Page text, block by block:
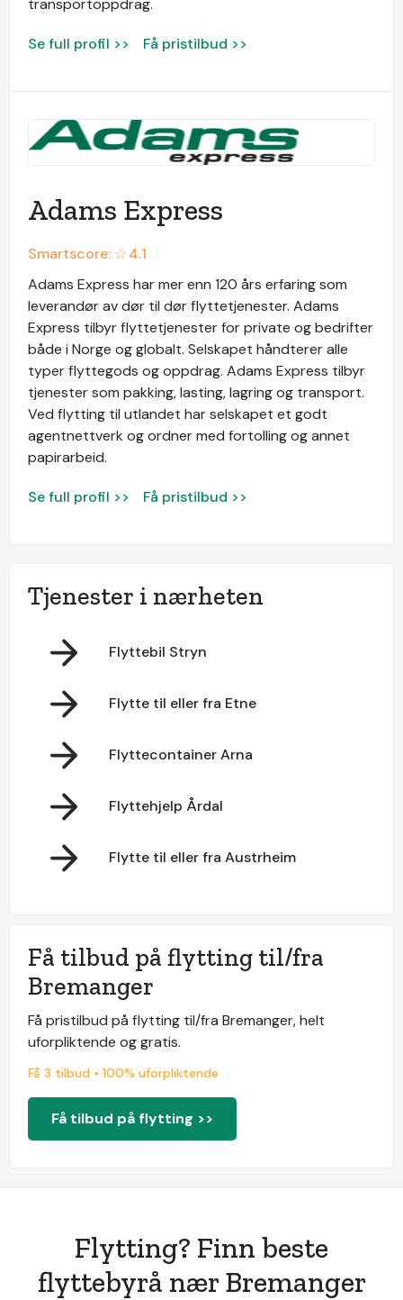
transportoppdrag.
Se full profil >> Få pristilbud >>
Adams Express
Smartscore: ☆4.1
Adams Express har mer enn 120 års erfaring som
leverandør av dør til dør flyttetjenester. Adams
Express tilbyr flyttetjenester for private og bedrifter
både i Norge og globalt. Selskapet håndterer alle
typer flyttegods og oppdrag. Adams Express tilbyr
tjenester som pakking, lasting, lagring og transport.
Ved flytting til utlandet har selskapet et godt
agentnettverk og ordner med fortolling og annet
papirarbeid.
Se full profil >> Få pristilbud >>
Tjenester i nærheten
Flyttebil Stryn
Flytte til eller fra Etne
Flyttecontainer Arna
Flyttehjelp Årdal
Flytte til eller fra Austrheim
Få tilbud på flytting til/fra
Bremanger
Få pristilbud på flytting til/fra Bremanger, helt
uforpliktende og gratis.
Få 3 tilbud • 100% uforpliktende
Få tilbud på flytting >>
Flytting? Finn beste
flyttebyrå nær Bremanger